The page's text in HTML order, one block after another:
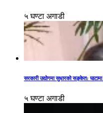
५ घण्टा अगाडी
सरकारी उद्योगमा सुधारको सङ्केत:
५ घण्टा अगाडी